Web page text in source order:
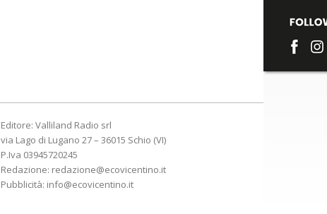
Editore: Valliland Radio srl
via Lago di Lugano 27 – 36015 Schio (VI)
P.Iva 03945720245
Redazione: redazione@ecovicentino.it
Pubblicità: info@ecovicentino.it